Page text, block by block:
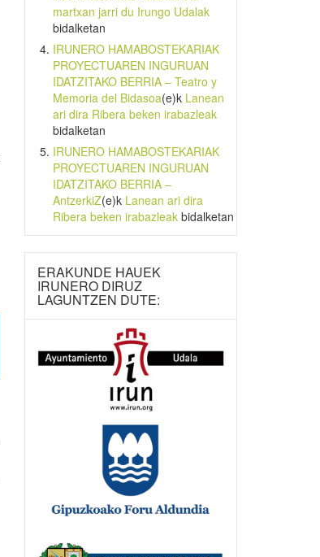
martxan jarri du Irungo Udalak
bidalketan
IRUNERO HAMABOSTEKARIAK
PROYECTUAREN INGURUAN
IDATZITAKO BERRIA – Teatro y
Memoria del Bidasoa(e)k Lanean
ari dira Ribera beken irabazleak
bidalketan
IRUNERO HAMABOSTEKARIAK
PROYECTUAREN INGURUAN
IDATZITAKO BERRIA –
AntzerkiZ(e)k Lanean ari dira
Ribera beken irabazleakbidalketan
ERAKUNDE HAUEK
IRUNERO DIRUZ
LAGUNTZEN DUTE: